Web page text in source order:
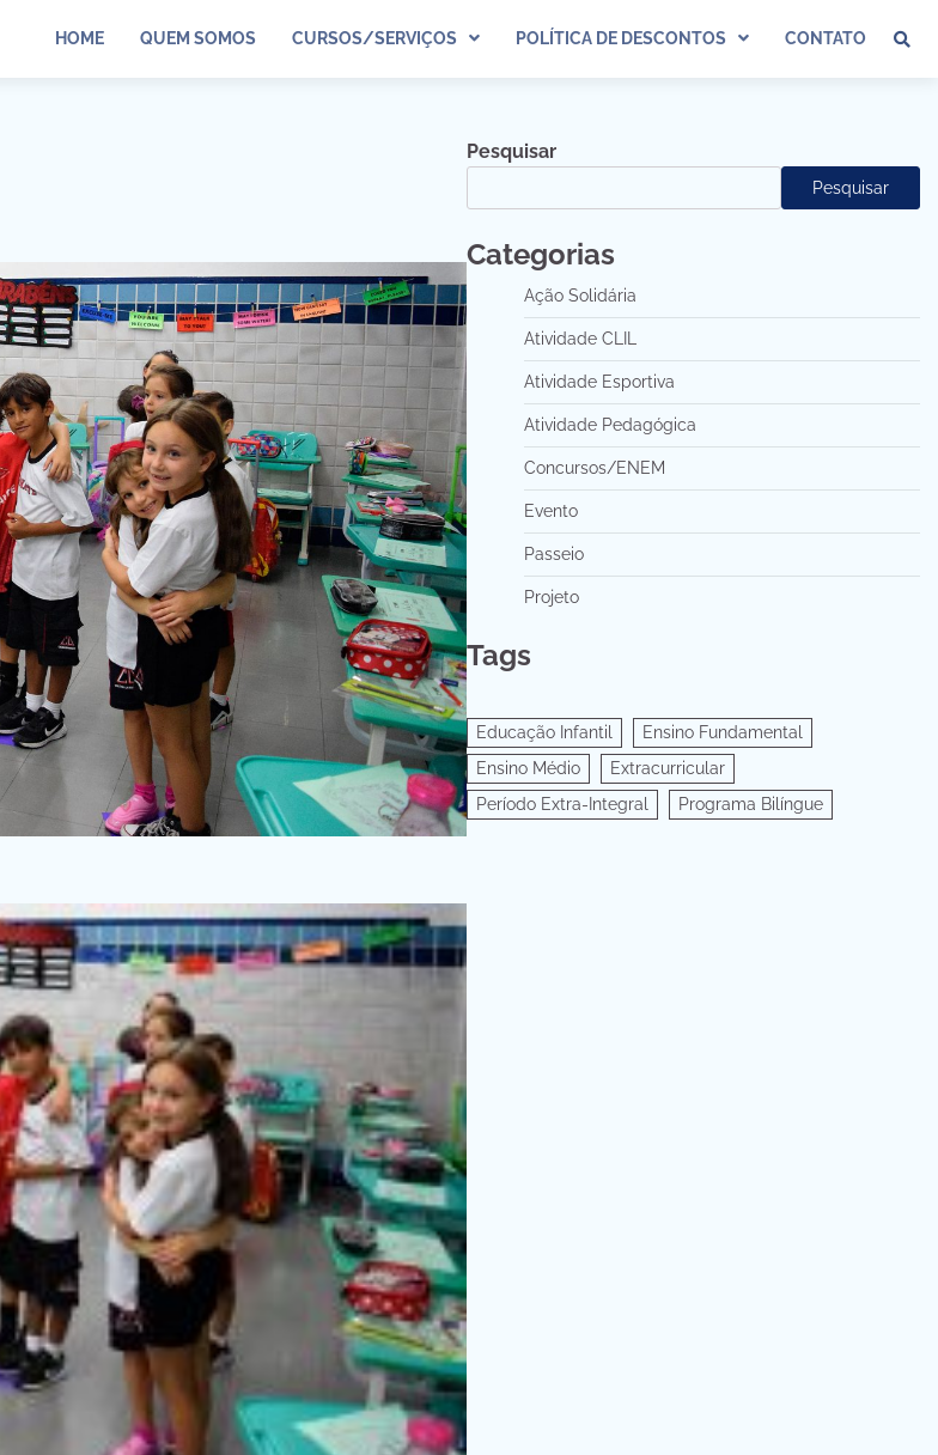
HOME QUEM SOMOS CURSOS/SERVIÇOS POLÍTICA DE DESCONTOS CONTATO
Pesquisar
Pesquisar
Categorias
Ação Solidária
Atividade CLIL
Atividade Esportiva
Atividade Pedagógica
Concursos/ENEM
Evento
Passeio
Projeto
Tags
Educação Infantil
Ensino Fundamental
Ensino Médio
Extracurricular
Período Extra-Integral
Programa Bilíngue